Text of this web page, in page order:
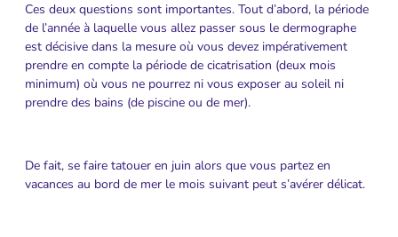
Ces deux questions sont importantes. Tout d’abord, la période
de l’année à laquelle vous allez passer sous le dermographe
est décisive dans la mesure où vous devez impérativement
prendre en compte la période de cicatrisation (deux mois
minimum) où vous ne pourrez ni vous exposer au soleil ni
prendre des bains (de piscine ou de mer).
De fait, se faire tatouer en juin alors que vous partez en
vacances au bord de mer le mois suivant peut s’avérer délicat.